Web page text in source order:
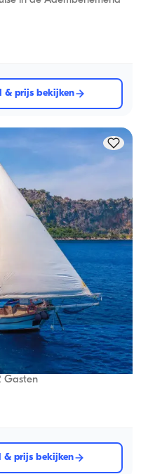
& prijs bekijken
Nieuwe boot
Entertainment Ervaring
Gasten
& prijs bekijken